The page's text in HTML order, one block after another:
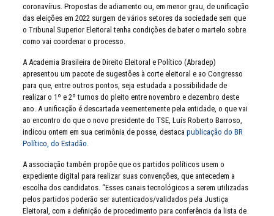
coronavírus. Propostas de adiamento ou, em menor grau, de unificação
das eleições em 2022 surgem de vários setores da sociedade sem que
o Tribunal Superior Eleitoral tenha condições de bater o martelo sobre
como vai coordenar o processo.
A Academia Brasileira de Direito Eleitoral e Político (Abradep)
apresentou um pacote de sugestões à corte eleitoral e ao Congresso
para que, entre outros pontos, seja estudada a possibilidade de
realizar o 1º e 2º turnos do pleito entre novembro e dezembro deste
ano. A unificação é descartada veementemente pela entidade, o que vai
ao encontro do que o novo presidente do TSE, Luís Roberto Barroso,
indicou ontem em sua cerimônia de posse, destaca publicação do BR
Político, do Estadão.
A associação também propõe que os partidos políticos usem o
expediente digital para realizar suas convenções, que antecedem a
escolha dos candidatos. “Esses canais tecnológicos a serem utilizadas
pelos partidos poderão ser autenticados/validados pela Justiça
Eleitoral, com a definição de procedimento para conferência da lista de